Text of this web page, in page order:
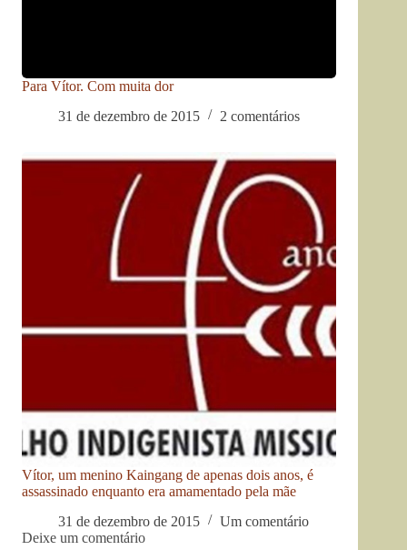
Para Vítor. Com muita dor
31 de dezembro de 2015
2 comentários
Vítor, um menino Kaingang de apenas dois anos, é
assassinado enquanto era amamentado pela mãe
31 de dezembro de 2015
Um comentário
Deixe um comentário